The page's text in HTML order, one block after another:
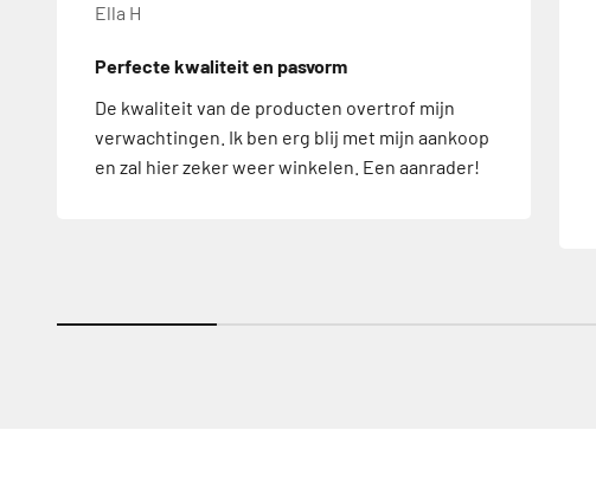
Ella H
Perfecte kwaliteit en pasvorm
De kwaliteit van de producten overtrof mijn
verwachtingen. Ik ben erg blij met mijn aankoop
en zal hier zeker weer winkelen. Een aanrader!